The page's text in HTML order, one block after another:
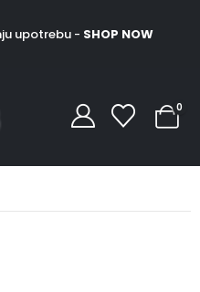
upotrebu - SHOP NOW
0